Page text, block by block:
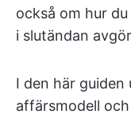
också om hur
i slutändan
I den här
affärsmodell